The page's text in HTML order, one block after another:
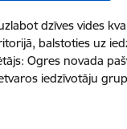
dzīves vides
balstoties uz
Ogres novada
iedzīvotāju